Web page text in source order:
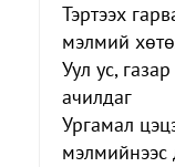
Тэртээх
мэлмий
Уул ус,
ачилдаг
Ургамал
мэлмийнээс